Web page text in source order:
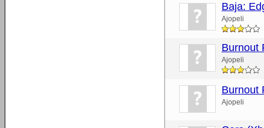
Baja:
Ajopeli
Burnout
Ajopeli
Burnout
Ajopeli